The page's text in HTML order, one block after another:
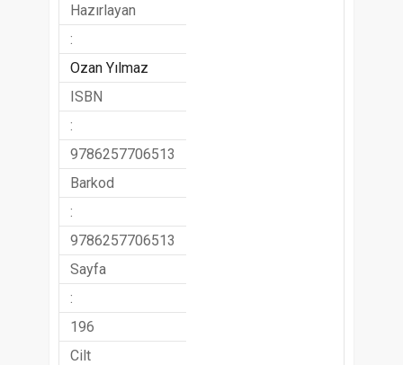
Hazırlayan
:
Ozan Yılmaz
ISBN
:
9786257706513
Barkod
:
9786257706513
Sayfa
:
196
Cilt